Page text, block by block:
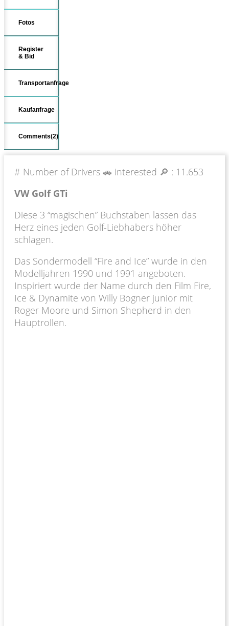
Fotos
Register
& Bid
Transportanfrage
Kaufanfrage
Comments(2)
# Number of Drivers 🚗 interested 🔎 : 11.653
VW Golf GTi
Diese 3 “magischen” Buchstaben lassen das
Herz eines jeden Golf-Liebhabers höher
schlagen.
Das Sondermodell “Fire and Ice” wurde in den
Modelljahren 1990 und 1991 angeboten.
Inspiriert wurde der Name durch den Film Fire,
Ice & Dynamite von Willy Bogner junior mit
Roger Moore und Simon Shepherd in den
Hauptrollen.